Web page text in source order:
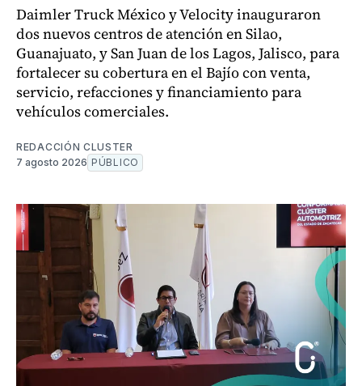
Daimler Truck México y Velocity inauguraron
dos nuevos centros de atención en Silao,
Guanajuato, y San Juan de los Lagos, Jalisco, para
fortalecer su cobertura en el Bajío con venta,
servicio, refacciones y financiamiento para
vehículos comerciales.
REDACCIÓN CLUSTER
7 agosto 2026 PÚBLICO